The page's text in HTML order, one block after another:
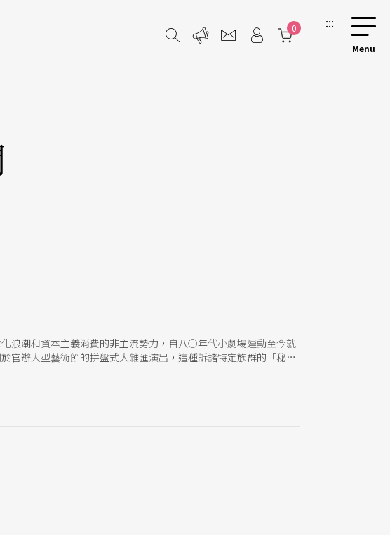
0 :::
浪潮和資本主義消費的非主流勢力，自八○年代小劇場運動至今就
官辦大型藝術節的拼盤式大雜匯演出，這種訴諸特定族群的「秘密